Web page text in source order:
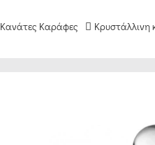
Κανάτες Καράφες